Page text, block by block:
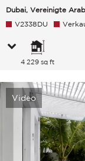
Dubai, Vereinigte
V2338DU
4 229 sq ft
Video